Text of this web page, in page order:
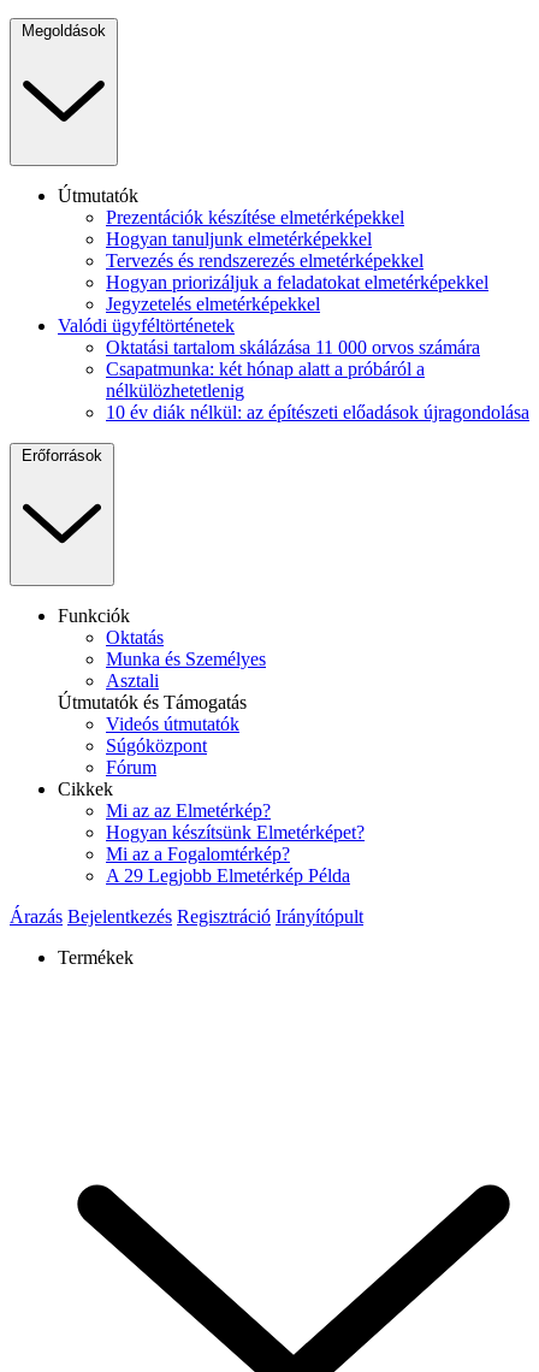
Megoldások
Útmutatók
Prezentációk készítése elmetérképekkel
Hogyan tanuljunk elmetérképekkel
Tervezés és rendszerezés elmetérképekkel
Hogyan priorizáljuk a feladatokat elmetérképekkel
Jegyzetelés elmetérképekkel
Valódi ügyféltörténetek
Oktatási tartalom skálázása 11 000 orvos számára
Csapatmunka: két hónap alatt a próbáról a
nélkülözhetetlenig
10 év diák nélkül: az építészeti előadások újragondolása
Erőforrások
Funkciók
Oktatás
Munka és Személyes
Asztali
Útmutatók és Támogatás
Videós útmutatók
Súgóközpont
Fórum
Cikkek
Mi az az Elmetérkép?
Hogyan készítsünk Elmetérképet?
Mi az a Fogalomtérkép?
A 29 Legjobb Elmetérkép Példa
Árazás Bejelentkezés Regisztráció Irányítópult
Termékek